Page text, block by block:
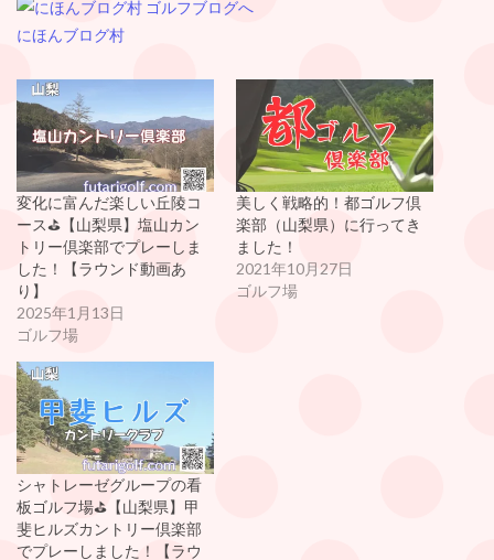
にほんブログ村
変化に富んだ楽しい丘陵コ
ース⛳️【山梨県】塩山カン
トリー倶楽部でプレーしま
した！【ラウンド動画あ
り】
2025年1月13日
ゴルフ場
美しく戦略的！都ゴルフ倶
楽部（山梨県）に行ってき
ました！
2021年10月27日
ゴルフ場
シャトレーゼグループの看
板ゴルフ場⛳️【山梨県】甲
斐ヒルズカントリー倶楽部
でプレーしました！【ラウ